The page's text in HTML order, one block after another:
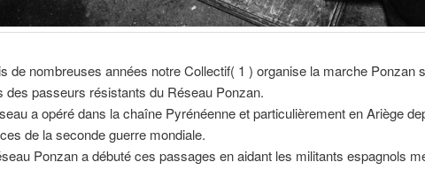
de nombreuses années notre Collectif( 1 ) organise la marche Ponzan
des passeurs résistants du Réseau Ponzan.
a opéré dans la chaîne Pyrénéenne et particulièrement en Ariège
de la seconde guerre mondiale.
Ponzan a débuté ces passages en aidant les militants espagnols